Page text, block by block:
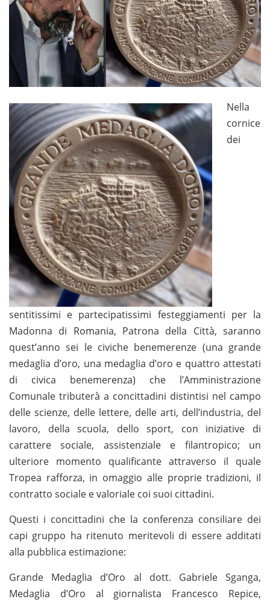
Nella
cornice
dei
sentitissimi e partecipatissimi festeggiamenti per la
Madonna di Romania, Patrona della Città, saranno
quest’anno sei le civiche benemerenze (una grande
medaglia d’oro, una medaglia d’oro e quattro attestati
di civica benemerenza) che l’Amministrazione
Comunale tributerà a concittadini distintisi nel campo
delle scienze, delle lettere, delle arti, dell’industria, del
lavoro, della scuola, dello sport, con iniziative di
carattere sociale, assistenziale e filantropico; un
ulteriore momento qualificante attraverso il quale
Tropea rafforza, in omaggio alle proprie tradizioni, il
contratto sociale e valoriale coi suoi cittadini.
Questi i concittadini che la conferenza consiliare dei
capi gruppo ha ritenuto meritevoli di essere additati
alla pubblica estimazione:
Grande Medaglia d’Oro al dott. Gabriele Sganga,
Medaglia d’Oro al giornalista Francesco Repice,